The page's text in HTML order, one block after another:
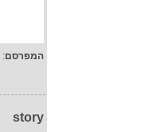
המפרסם:
story